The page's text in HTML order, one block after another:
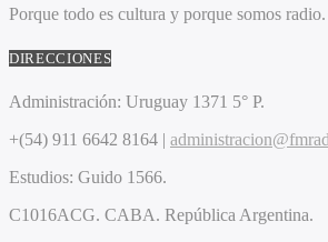
Porque todo es cultura y porque somos radio.
DIRECCIONES
Administración: Uruguay 1371 5° P.
+(54) 911 6642 8164 |
Estudios: Guido 1566.
C1016ACG. CABA. República Argentina.